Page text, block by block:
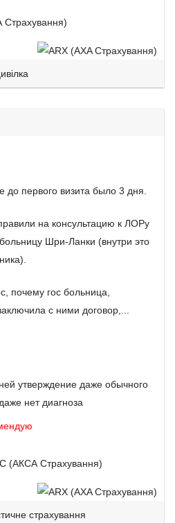
первого визита было 3 дня.
на консультацию к ЛОРу
Шри-Ланки (внутри это
почему гос больница,
с ними договор,...
утверждение даже обычного
нет диагноза
(АКСА Страхування)
страхування